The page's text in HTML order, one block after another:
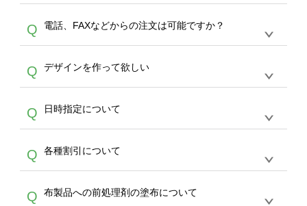
デザインの作成から決済まで完了できます。
30枚以上やシルク印刷など、大口注文の場合
は、サポートが担当するエコバッグコンシェル
やタンブラーコンシェルをご利用ください。製
作する数量が多ければ多いほど、オンデマンド
サービスよりも低価格で製作することが可能で
す。
A
ドできるデータ形式は、JPG / PNG / AI / PSD /
PDF 形式になります。データの最大サイズ
写真などもアップロード可能です。使用できな
い画像はエラーになります。（※ Illustratorか
らの直接入稿には対応していません。AIで保存
し、デザインツールからアップロードして下さ
い）
Q 電話、FAXなどからの注文は可能ですか？
A
文のみ受け付けております。30個以上のご製
作をお考えの方は、サポートが担当するエコバ
スをご利用頂ければ、電話やFAX、メールなど
でご注文が可能です。
Q デザインを作って欲しい
A
を作って欲しい。などの場合は、製作数量が
30個以上であれば、サポート担当が、デザイ
バッグコンシェル
サー
ビスをご利用ください。(※ 30個以下の場合
は、デザインツールをご利用ください)
Q 日時指定について
A
ん。発送後18時以降に配送業者・伝票番号を
メールでお知らせいたしますので、直接配送業
者にご連絡いただき調整をお願い致します。
Q 各種割引について
A
カート内で自動的に割引(最大50%)が適用され
Q 布製品への前処理剤の塗布について